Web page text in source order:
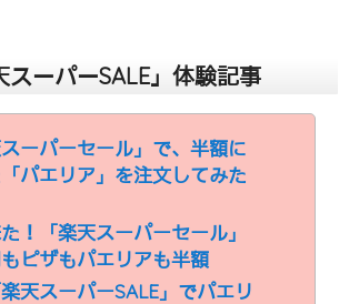
スーパーSALE」体験記事
スーパーセール」で、半額に
パエリア」を注文してみた
！「楽天スーパーセール」
ピザもパエリアも半額
天スーパーSALE」でパエリ